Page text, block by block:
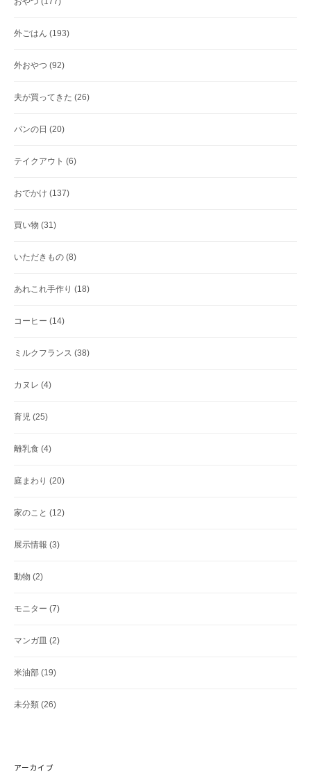
外ごはん (193)
外おやつ (92)
夫が買ってきた (26)
パンの日 (20)
テイクアウト (6)
おでかけ (137)
買い物 (31)
いただきもの (8)
あれこれ手作り (18)
コーヒー (14)
ミルクフランス (38)
カヌレ (4)
育児 (25)
離乳食 (4)
庭まわり (20)
家のこと (12)
展示情報 (3)
動物 (2)
モニター (7)
マンガ皿 (2)
米油部 (19)
未分類 (26)
アーカイブ